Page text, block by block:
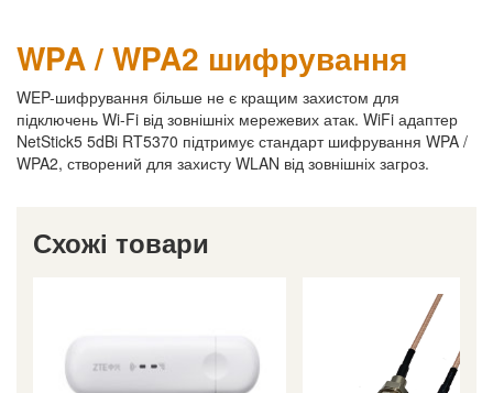
WPA / WPA2 шифрування
WEP-шифрування більше не є кращим захистом для
підключень Wi-Fi від зовнішніх мережевих атак. WiFi адаптер
NetStick5 5dBi RT5370 підтримує стандарт шифрування WPA /
WPA2, створений для захисту WLAN від зовнішніх загроз.
Схожі товари